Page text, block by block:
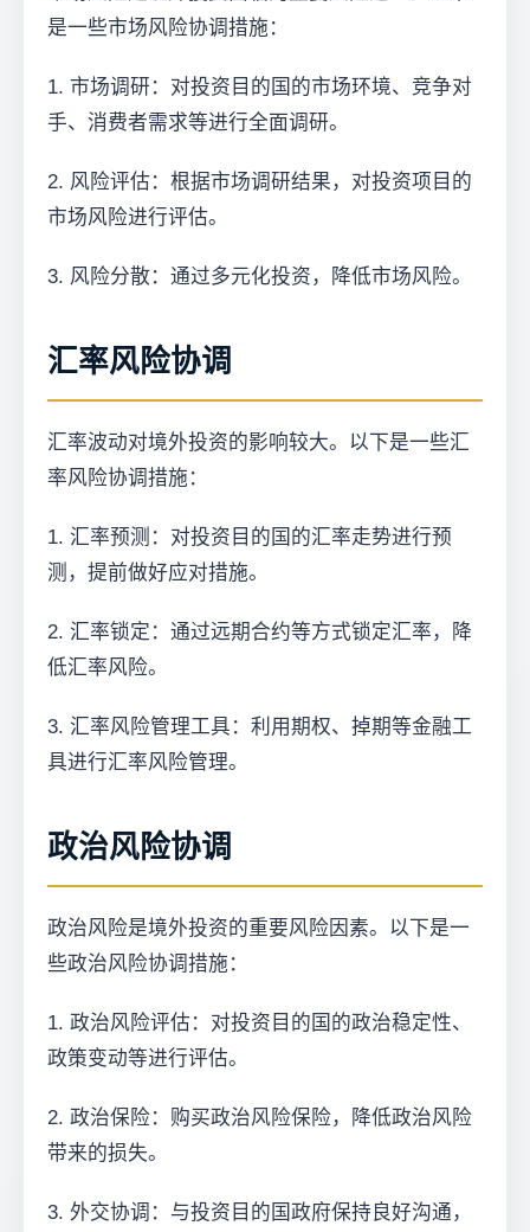
是一些市场风险协调措施：
1. 市场调研：对投资目的国的市场环境、竞争对
手、消费者需求等进行全面调研。
2. 风险评估：根据市场调研结果，对投资项目的
市场风险进行评估。
3. 风险分散：通过多元化投资，降低市场风险。
汇率风险协调
汇率波动对境外投资的影响较大。以下是一些汇
率风险协调措施：
1. 汇率预测：对投资目的国的汇率走势进行预
测，提前做好应对措施。
2. 汇率锁定：通过远期合约等方式锁定汇率，降
低汇率风险。
3. 汇率风险管理工具：利用期权、掉期等金融工
具进行汇率风险管理。
政治风险协调
政治风险是境外投资的重要风险因素。以下是一
些政治风险协调措施：
1. 政治风险评估：对投资目的国的政治稳定性、
政策变动等进行评估。
2. 政治保险：购买政治风险保险，降低政治风险
带来的损失。
3. 外交协调：与投资目的国政府保持良好沟通，